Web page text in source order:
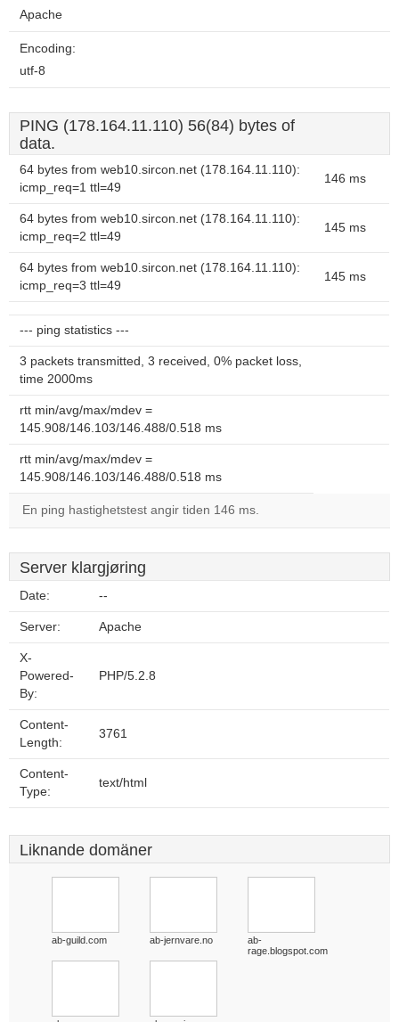
Apache
Encoding:
utf-8
PING (178.164.11.110) 56(84) bytes of
data.
64 bytes from web10.sircon.net (178.164.11.110):
icmp_req=1 ttl=49
146 ms
64 bytes from web10.sircon.net (178.164.11.110):
icmp_req=2 ttl=49
145 ms
64 bytes from web10.sircon.net (178.164.11.110):
icmp_req=3 ttl=49
145 ms
--- ping statistics ---
3 packets transmitted, 3 received, 0% packet loss,
time 2000ms
rtt min/avg/max/mdev =
145.908/146.103/146.488/0.518 ms
rtt min/avg/max/mdev =
145.908/146.103/146.488/0.518 ms
En ping hastighetstest angir tiden 146 ms.
Server klargjøring
Date: --
Server: Apache
X-
Powered-
By:
PHP/5.2.8
Content-
Length:
3761
Content-
Type:
text/html
Liknande domäner
ab-guild.com ab-jernvare.no
ab-
rage.blogspot.com